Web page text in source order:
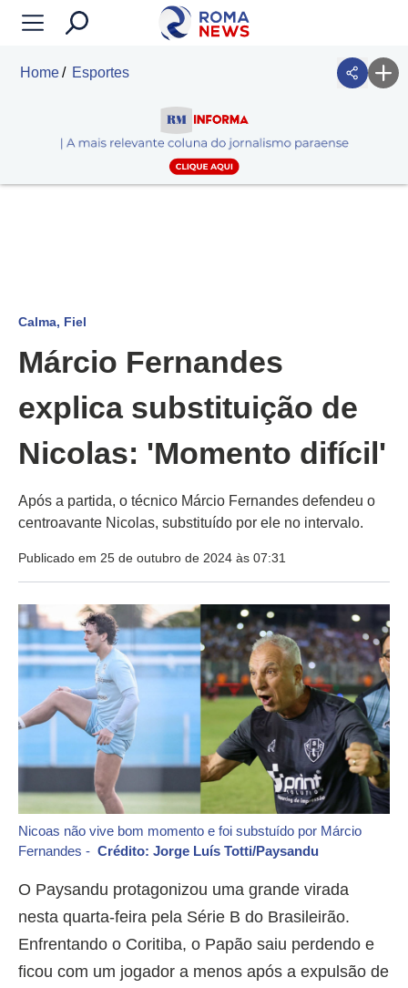
Home Esportes
Calma, Fiel
Márcio Fernandes
explica substituição de
Nicolas: 'Momento difícil'
Após a partida, o técnico Márcio Fernandes defendeu o
centroavante Nicolas, substituído por ele no intervalo.
Publicado em 25 de outubro de 2024 às 07:31
Nicoas não vive bom momento e foi substuído por Márcio
Fernandes - Crédito: Jorge Luís Totti/Paysandu
O Paysandu protagonizou uma grande virada
nesta quarta-feira pela Série B do Brasileirão.
Enfrentando o Coritiba, o Papão saiu perdendo e
ficou com um jogador a menos após a expulsão de